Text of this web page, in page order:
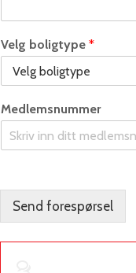
Velg boligtype *
Medlemsnummer
Send forespørsel